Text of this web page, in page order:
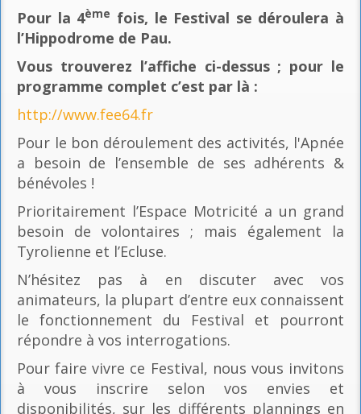
Pour la 4ème fois, le Festival se déroulera à
l’Hippodrome de Pau.
Vous trouverez l’affiche ci-dessus ; pour le
programme complet c’est par là :
http://www.fee64.fr
Pour le bon déroulement des activités, l'Apnée
a besoin de l’ensemble de ses adhérents &
bénévoles !
Prioritairement l’Espace Motricité a un grand
besoin de volontaires ; mais également la
Tyrolienne et l’Ecluse.
N’hésitez pas à en discuter avec vos
animateurs, la plupart d’entre eux connaissent
le fonctionnement du Festival et pourront
répondre à vos interrogations.
Pour faire vivre ce Festival, nous vous invitons
à vous inscrire selon vos envies et
disponibilités, sur les différents plannings en